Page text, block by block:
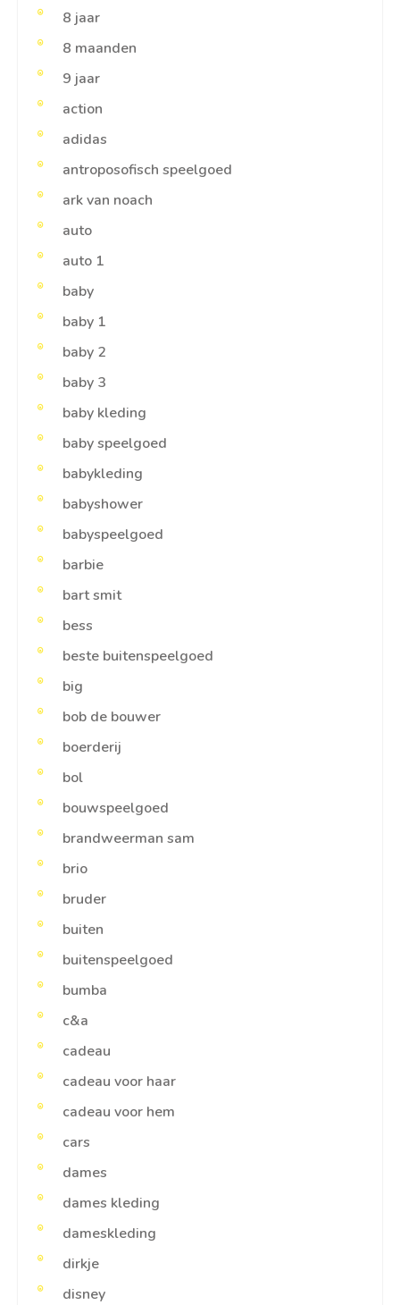
8 jaar
8 maanden
9 jaar
action
adidas
antroposofisch speelgoed
ark van noach
auto
auto 1
baby
baby 1
baby 2
baby 3
baby kleding
baby speelgoed
babykleding
babyshower
babyspeelgoed
barbie
bart smit
bess
beste buitenspeelgoed
big
bob de bouwer
boerderij
bol
bouwspeelgoed
brandweerman sam
brio
bruder
buiten
buitenspeelgoed
bumba
c&a
cadeau
cadeau voor haar
cadeau voor hem
cars
dames
dames kleding
dameskleding
dirkje
disney